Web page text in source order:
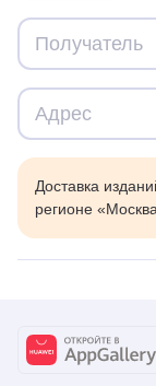
Доставка
регионе